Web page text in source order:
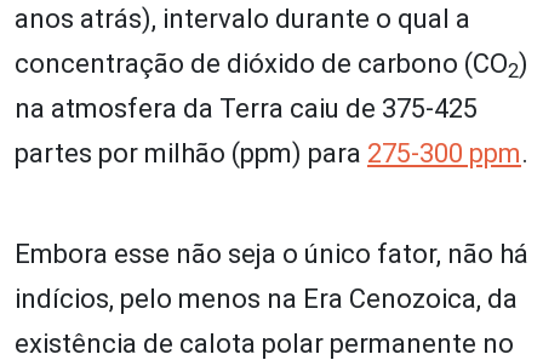
anos atrás), intervalo durante o qual a
concentração de dióxido de carbono (CO2)
na atmosfera da Terra caiu de 375-425
partes por milhão (ppm) para 275-300 ppm.
Embora esse não seja o único fator, não há
indícios, pelo menos na Era Cenozoica, da
existência de calota polar permanente no